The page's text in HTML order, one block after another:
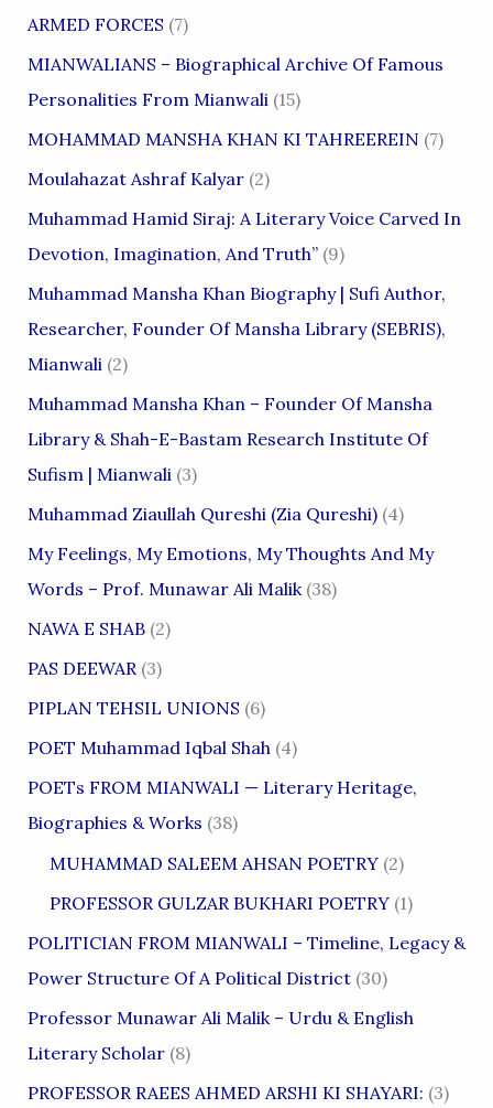
ARMED FORCES (7)
MIANWALIANS – Biographical Archive Of Famous
Personalities From Mianwali (15)
MOHAMMAD MANSHA KHAN KI TAHREEREIN (7)
Moulahazat Ashraf Kalyar(2)
Muhammad Hamid Siraj: A Literary Voice Carved In
Devotion, Imagination, And Truth”(9)
Muhammad Mansha Khan Biography | Sufi Author,
Researcher, Founder Of Mansha Library (SEBRIS),
Mianwali (2)
Muhammad Mansha Khan – Founder Of Mansha
Library & Shah-E-Bastam Research Institute Of
Sufism | Mianwali (3)
Muhammad Ziaullah Qureshi (Zia Qureshi)(4)
My Feelings, My Emotions, My Thoughts And My
Words – Prof. Munawar Ali Malik(38)
NAWA E SHAB(2)
PAS DEEWAR (3)
PIPLAN TEHSIL UNIONS (6)
POET Muhammad Iqbal Shah (4)
POETs FROM MIANWALI — Literary Heritage,
Biographies & Works (38)
MUHAMMAD SALEEM AHSAN POETRY(2)
PROFESSOR GULZAR BUKHARI POETRY(1)
POLITICIAN FROM MIANWALI – Timeline, Legacy &
Power Structure Of A Political District(30)
Professor Munawar Ali Malik – Urdu & English
Literary Scholar(8)
PROFESSOR RAEES AHMED ARSHI KI SHAYARI: (3)